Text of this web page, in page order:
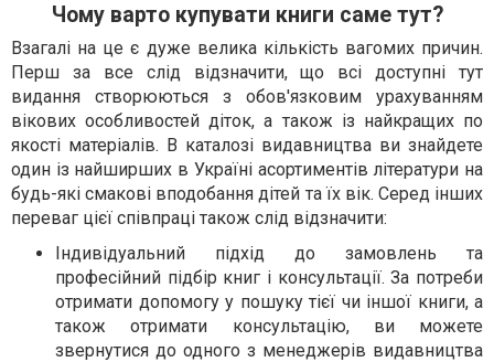
Чому варто купувати книги саме тут?
Взагалі на це є дуже велика кількість вагомих причин.
Перш за все слід відзначити, що всі доступні тут
видання створюються з обов'язковим урахуванням
вікових особливостей діток, а також із найкращих по
якості матеріалів. В каталозі видавництва ви знайдете
один із найширших в Україні асортиментів літератури на
будь-які смакові вподобання дітей та їх вік. Серед інших
переваг цієї співпраці також слід відзначити:
Індивідуальний підхід до замовлень та
професійний підбір книг і консультації. За потреби
отримати допомогу у пошуку тієї чи іншої книги, а
також отримати консультацію, ви можете
звернутися до одного з менеджерів видавництва